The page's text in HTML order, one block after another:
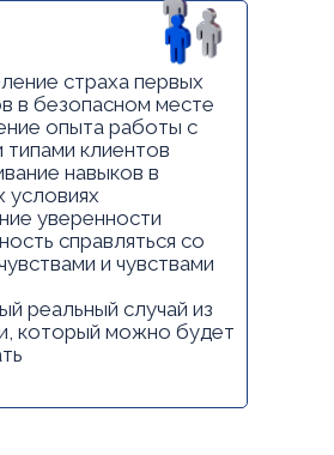
страха первых
в безопасном месте
опыта работы с
типами клиентов
навыков в
условиях
уверенности
справляться со
и чувствами
реальный случай из
который можно будет